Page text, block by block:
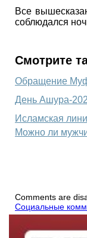
Все
соблюдался
Смотрите
Обращение
Исламская
Можно ли
Comments are
Социальные